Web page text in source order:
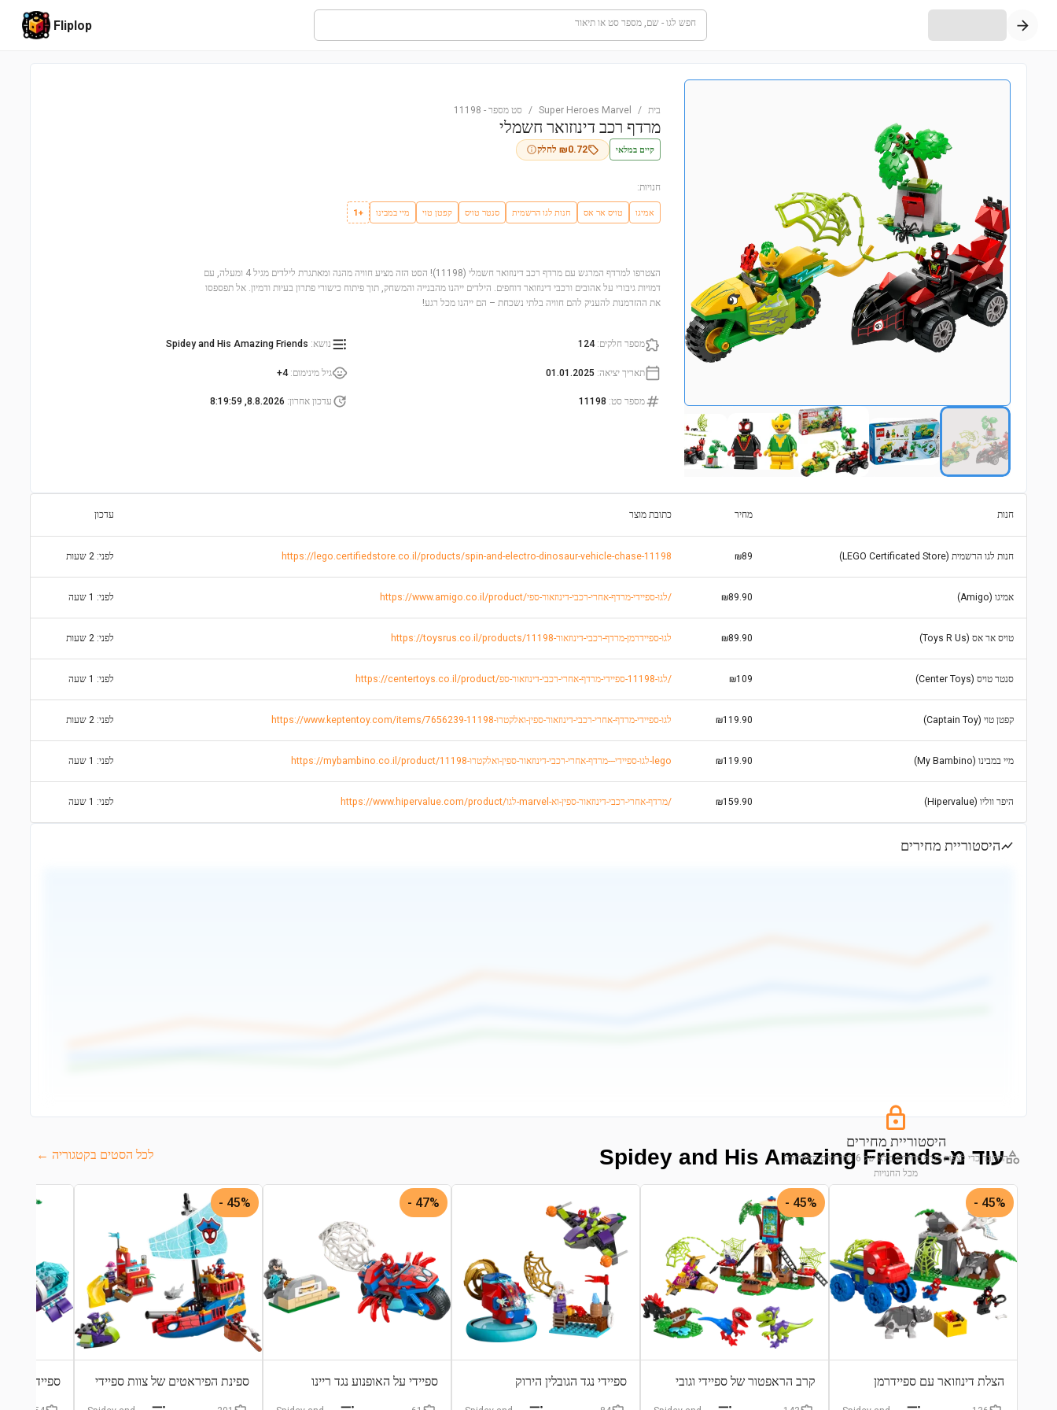
חפש לגו - שם, מספר סט או תיאור Fliplop
בית /
Super Heroes Marvel
/ סט מספר -
11198
מרדף רכב דינוזואר חשמלי
קיים במלאי ₪0.72 לחלק
חנויות:
אמיגו טויס אר אס חנות לגו הרשמית סנטר טויס קפטן טוי מיי במבינו +1
הצטרפו למרדף המרגש עם מרדף רכב דינוזואר חשמלי (11198)! הסט הזה מציע חוויה מהנה ומאתגרת לילדים מגיל 4 ומעלה, עם
דמויות גיבורי על אהובים ורכבי דינוזואר דוחפים. הילדים ייהנו מהבנייה והמשחק, תוך פיתוח כישורי פתרון בעיות ודמיון. אל תפספסו
את ההזדמנות להעניק להם חוויה בלתי נשכחת – הם ייהנו מכל רגע!
מספר חלקים:
124 נושא:
Spidey and His Amazing Friends
תאריך יציאה:
01.01.2025 גיל מינימום:
4+
מספר סט:
11198 עדכון אחרון:
8.8.2026, 8:19:59
חנות מחיר כתובת מוצר עדכון
חנות לגו הרשמית (LEGO Certificated Store) ₪89
https://lego.certifiedstore.co.il/products/spin-and-electro-dinosaur-vehicle-chase-11198 לפני: 2 שעות
אמיגו (Amigo) ₪89.90 https://www.amigo.co.il/product/לגו-ספיידי-מרדף-אחרי-רכבי-דינוזאור-ספי/ לפני: 1 שעה
טויס אר אס (Toys R Us) ₪89.90 https://toysrus.co.il/products/לגו-ספיידרמן-מרדף-רכבי-דינוזאור-11198 לפני: 2 שעות
סנטר טויס (Center Toys) ₪109 https://centertoys.co.il/product/לגו-11198-ספיידי-מרדף-אחרי-רכבי-דינוזאור-ספ/ לפני: 1 שעה
קפטן טוי (Captain Toy) ₪119.90 https://www.keptentoy.com/items/7656239-לגו-ספיידי-מרדף-אחרי-רכבי-דינוזאור-ספין-ואלקטרו-11198 לפני: 2 שעות
מיי במבינו (My Bambino) ₪119.90 https://mybambino.co.il/product/לגו-ספיידי---מרדף-אחרי-רכבי-דינוזאור-ספין-ואלקטרו-11198-lego לפני: 1 שעה
היפר ווליו (Hipervalue) ₪159.90 https://www.hipervalue.com/product/לגו-marvel-מרדף-אחרי-רכבי-דינוזאור-ספין-וא/ לפני: 1 שעה
היסטוריית מחירים
היסטוריית מחירים
התחבר כדי לצפות בגרף מחירים מלא של 6 החודשים האחרונים
מכל החנויות
עוד מ-Spidey and His Amazing Friends לכל הסטים בקטגוריה ←
45% -
הצלת דינוזואר עם ספיידרמן
45% -
קרב הראפטור של ספיידי וגובי
ספיידי נגד הגובלין הירוק
47% -
ספיידי על האופנוע נגד ריינו
45% -
ספינת הפיראטים של צוות ספיידי ספיידי: כלי